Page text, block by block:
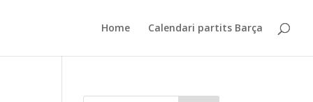
Home Calendari partits Barça